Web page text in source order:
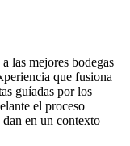
las mejores bodegas
que fusiona
guíadas por los
el proceso
en un contexto